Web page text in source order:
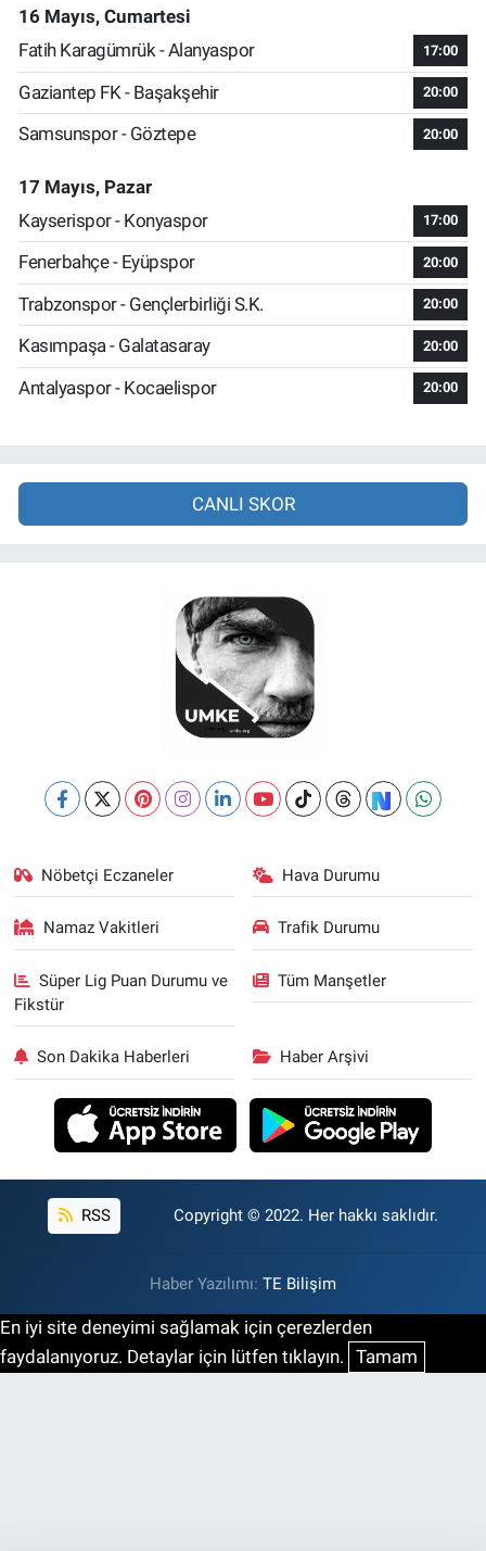
16 Mayıs, Cumartesi
Fatih Karagümrük - Alanyaspor
17:00
Gaziantep FK - Başakşehir 20:00
Samsunspor - Göztepe 20:00
17 Mayıs, Pazar
Kayserispor - Konyaspor
17:00
Fenerbahçe - Eyüpspor 20:00
Trabzonspor - Gençlerbirliği S.K. 20:00
Kasımpaşa - Galatasaray 20:00
Antalyaspor - Kocaelispor 20:00
CANLI SKOR
Nöbetçi Eczaneler Hava Durumu
Namaz Vakitleri Trafik Durumu
Süper Lig Puan Durumu ve
Fikstür
Tüm Manşetler
Son Dakika Haberleri Haber Arşivi
RSS Copyright © 2022. Her hakkı saklıdır.
Haber Yazılımı: TE Bilişim
En iyi site deneyimi sağlamak için çerezlerden
faydalanıyoruz. Detaylar için lütfen tıklayın. Tamam